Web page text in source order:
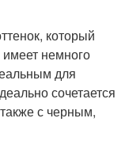
который
немного
для
сочетается
с черным,